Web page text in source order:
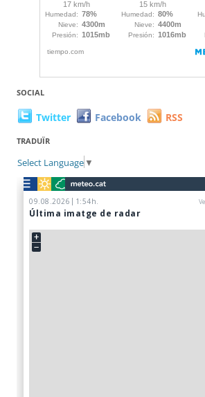
SOCIAL
Twitter Facebook RSS
TRADUÏR
Select Language ▼